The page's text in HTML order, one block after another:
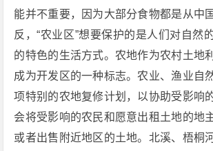
能并不重要，因为大部分食物都是从中
反，“农业区”想要保护的是人们对自然
的特色的生活方式。农地作为农村土地
成为开发区的一种标志。农业、渔业自
项特别的农地复修计划，以协助受影响
会将受影响的农民和愿意出租土地的地
或者出售附近地区的土地。北溪、梧桐